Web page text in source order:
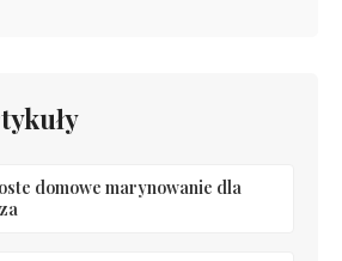
domowe marynowanie dla